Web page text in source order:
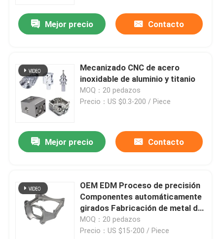
acero, acero, acero, acero,
acero.
Mejor precio Contacto
Mecanizado CNC de acero
inoxidable de aluminio y titanio
MOQ：20 pedazos
Precio：US $0.3-200 / Piece
Mejor precio Contacto
OEM EDM Proceso de precisión
Componentes automáticamente
girados Fabricación de metal de
aluminio
MOQ：20 pedazos
Precio：US $15-200 / Piece